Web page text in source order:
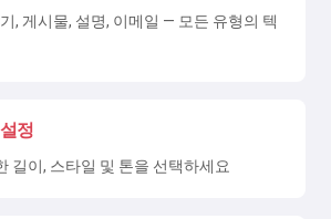
, 게시물, 설명, 이메일 — 모든 유형의 텍
정
길이, 스타일 및 톤을 선택하세요